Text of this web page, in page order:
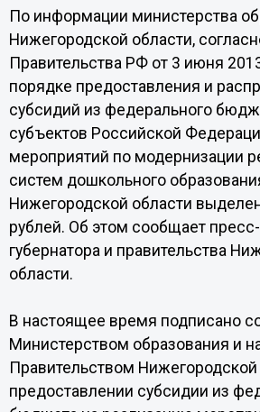
По информации министерства
Нижегородской области,
Правительства РФ от 3 июня
порядке предоставления и
субсидий из федерального
субъектов Российской
мероприятий по модернизации
систем дошкольного
Нижегородской области
рублей. Об этом сообщает
губернатора и правительства
области.
В настоящее время подписано
Министерством образования и
Правительством Нижегородской
предоставлении субсидии из